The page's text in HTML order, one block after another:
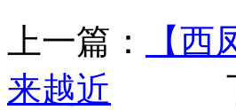
上一篇：
【
来越近 下